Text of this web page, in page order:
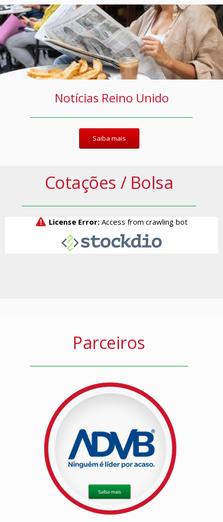
Notícias Reino Unido
Saiba mais
Cotações / Bolsa
Parceiros